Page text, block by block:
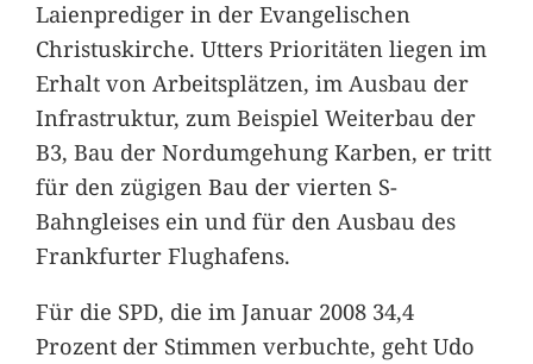
Laienprediger in der Evangelischen
Christuskirche. Utters Prioritäten liegen im
Erhalt von Arbeitsplätzen, im Ausbau der
Infrastruktur, zum Beispiel Weiterbau der
B3, Bau der Nordumgehung Karben, er tritt
für den zügigen Bau der vierten S-
Bahngleises ein und für den Ausbau des
Frankfurter Flughafens.
Für die SPD, die im Januar 2008 34,4
Prozent der Stimmen verbuchte, geht Udo